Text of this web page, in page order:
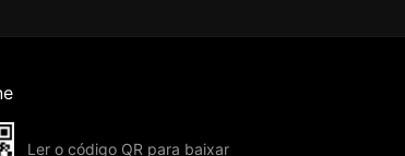
Ler o código QR para baixar